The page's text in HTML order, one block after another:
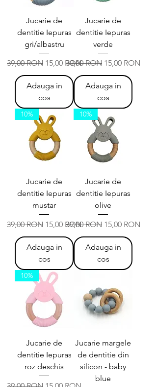
Jucarie de
dentitie Iepuras
gri/albastru
Preț normal
39,00 RON Preț redus
15,00 RON
Adauga in
cos
Jucarie de
dentitie Iepuras
verde
Preț normal
39,00 RON Preț redus
15,00 RON
Adauga in
cos
10%
Jucarie de
dentitie Iepuras
mustar
Preț normal
39,00 RON Preț redus
15,00 RON
Adauga in
cos
10%
Jucarie de
dentitie Iepuras
olive
Preț normal
39,00 RON Preț redus
15,00 RON
Adauga in
cos
10%
Jucarie de
dentitie Iepuras
roz deschis
Jucarie margele
de dentitie din
silicon - baby
blue